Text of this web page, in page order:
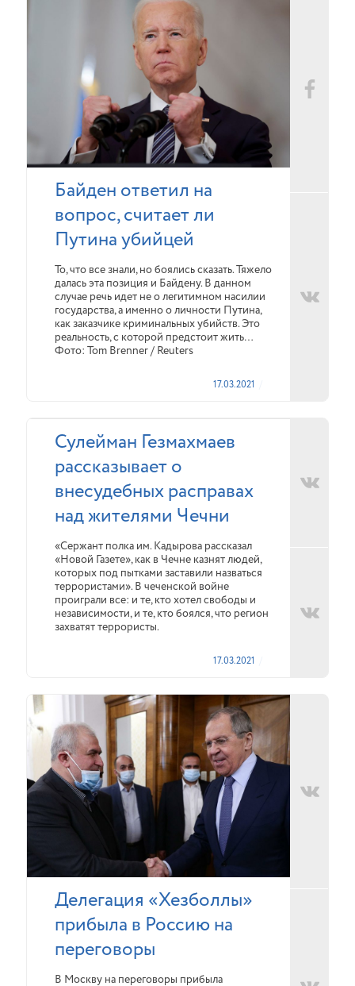
Байден ответил на
вопрос, считает ли
Путина убийцей
То, что все знали, но боялись сказать. Тяжело
далась эта позиция и Байдену. В данном
случае речь идет не о легитимном насилии
государства, а именно о личности Путина,
как заказчике криминальных убийств. Это
реальность, с которой предстоит жить…
Фото: Tom Brenner / Reuters
17.03.2021
Сулейман Гезмахмаев
рассказывает о
внесудебных расправах
над жителями Чечни
«Сержант полка им. Кадырова рассказал
«Новой Газете», как в Чечне казнят людей,
которых под пытками заставили назваться
террористами». В чеченской войне
проиграли все: и те, кто хотел свободы и
независимости, и те, кто боялся, что регион
захватят террористы.
17.03.2021
Делегация «Хезболлы»
прибыла в Россию на
переговоры
В Москву на переговоры прибыла